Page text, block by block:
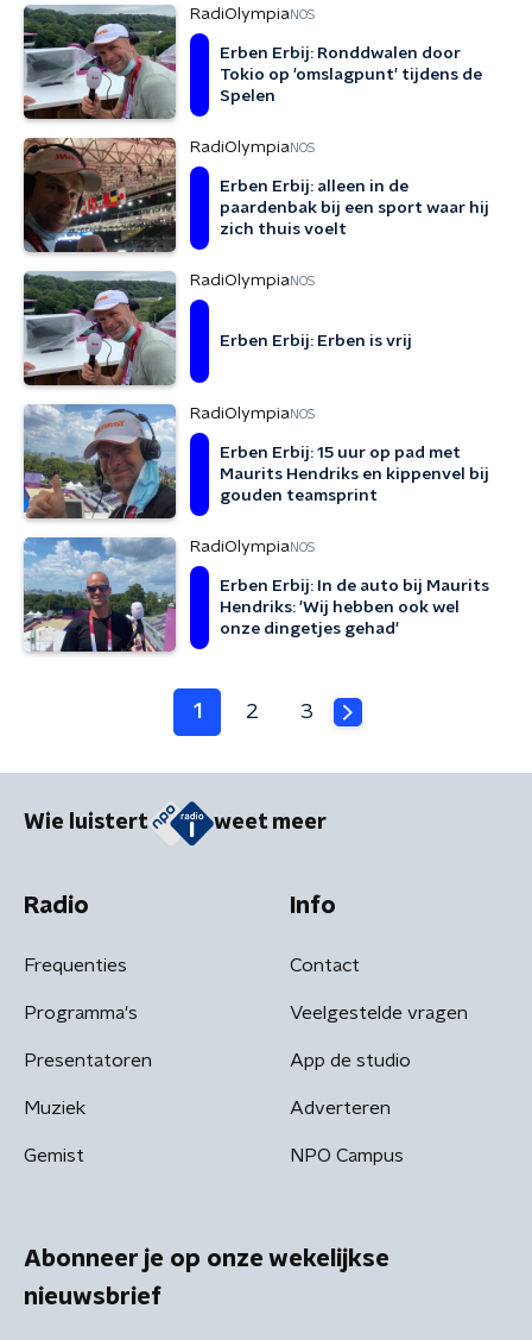
RadiOlympiaNOS
Erben Erbij: Ronddwalen door
Tokio op 'omslagpunt' tijdens de
Spelen
RadiOlympiaNOS
Erben Erbij: alleen in de
paardenbak bij een sport waar hij
zich thuis voelt
RadiOlympiaNOS
Erben Erbij: Erben is vrij
RadiOlympiaNOS
Erben Erbij: 15 uur op pad met
Maurits Hendriks en kippenvel bij
gouden teamsprint
RadiOlympiaNOS
Erben Erbij: In de auto bij Maurits
Hendriks: 'Wij hebben ook wel
onze dingetjes gehad'
1 2 3
Wie luistert weet meer
Radio
Frequenties
Programma's
Presentatoren
Muziek
Gemist
Info
Contact
Veelgestelde vragen
App de studio
Adverteren
NPO Campus
Abonneer je op onze wekelijkse
nieuwsbrief